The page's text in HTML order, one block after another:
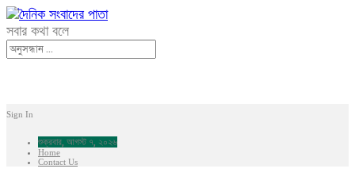
সবার কথা বলে
Sign In
শুক্রবার, আগস্ট ৭, ২০২৬
Home
Contact Us